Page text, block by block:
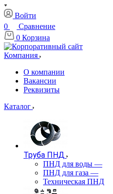
Войти
0
Сравнение
0 Корзина
Компания
О компании
Вакансии
Реквизиты
Каталог
Труба ПНД
ПНД для воды —
ПНД для газа —
Техническая ПНД